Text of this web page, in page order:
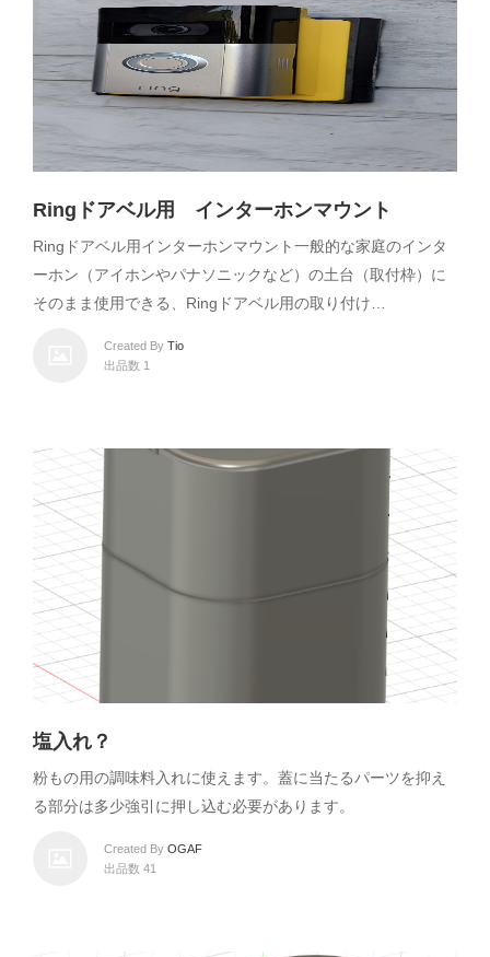
Ringドアベル用 インターホンマウント
Ringドアベル用インターホンマウント一般的な家庭のインタ
ーホン（アイホンやパナソニックなど）の土台（取付枠）に
そのまま使用できる、Ringドアベル用の取り付け…
Created By Tio
出品数 1
塩入れ？
粉もの用の調味料入れに使えます。蓋に当たるパーツを抑え
る部分は多少強引に押し込む必要があります。
Created By OGAF
出品数 41